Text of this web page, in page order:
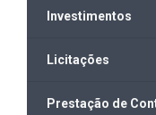
Investimentos
Licitações
Prestação de